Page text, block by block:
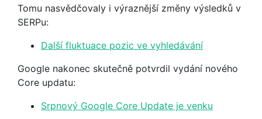
Tomu nasvědčovaly i výraznější změny výsledků v
SERPu:
Další fluktuace pozic ve vyhledávání
Google nakonec skutečně potvrdil vydání nového
Core updatu:
Srpnový Google Core Update je venku